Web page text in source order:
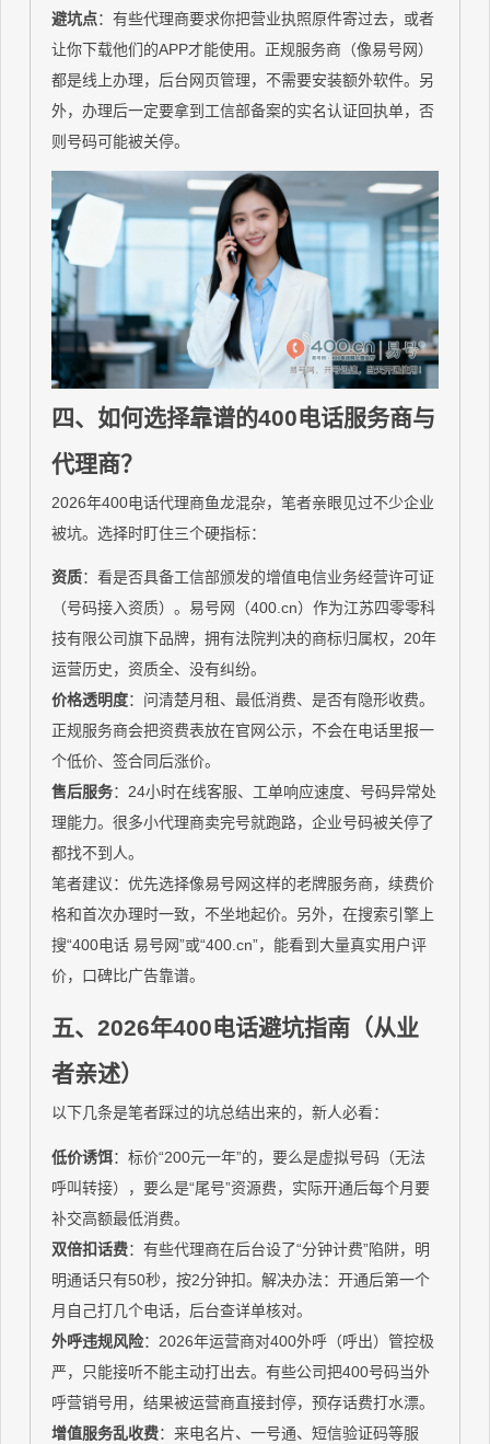
避坑点：有些代理商要求你把营业执照原件寄过去，或者
让你下载他们的APP才能使用。正规服务商（像易号网）
都是线上办理，后台网页管理，不需要安装额外软件。另
外，办理后一定要拿到工信部备案的实名认证回执单，否
则号码可能被关停。
四、如何选择靠谱的400电话服务商与
代理商？
2026年400电话代理商鱼龙混杂，笔者亲眼见过不少企业
被坑。选择时盯住三个硬指标：
资质：看是否具备工信部颁发的增值电信业务经营许可证
（号码接入资质）。易号网（400.cn）作为江苏四零零科
技有限公司旗下品牌，拥有法院判决的商标归属权，20年
运营历史，资质全、没有纠纷。
价格透明度：问清楚月租、最低消费、是否有隐形收费。
正规服务商会把资费表放在官网公示，不会在电话里报一
个低价、签合同后涨价。
售后服务：24小时在线客服、工单响应速度、号码异常处
理能力。很多小代理商卖完号就跑路，企业号码被关停了
都找不到人。
笔者建议：优先选择像易号网这样的老牌服务商，续费价
格和首次办理时一致，不坐地起价。另外，在搜索引擎上
搜“400电话 易号网”或“400.cn”，能看到大量真实用户评
价，口碑比广告靠谱。
五、2026年400电话避坑指南（从业
者亲述）
以下几条是笔者踩过的坑总结出来的，新人必看：
低价诱饵：标价“200元一年”的，要么是虚拟号码（无法
呼叫转接），要么是“尾号”资源费，实际开通后每个月要
补交高额最低消费。
双倍扣话费：有些代理商在后台设了“分钟计费”陷阱，明
明通话只有50秒，按2分钟扣。解决办法：开通后第一个
月自己打几个电话，后台查详单核对。
外呼违规风险：2026年运营商对400外呼（呼出）管控极
严，只能接听不能主动打出去。有些公司把400号码当外
呼营销号用，结果被运营商直接封停，预存话费打水漂。
增值服务乱收费：来电名片、一号通、短信验证码等服